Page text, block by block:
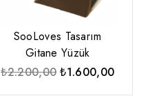
SooLoves Tasarım
Gitane Yüzük
₺2.200,00 Orijinal
₺1.600,00Şu